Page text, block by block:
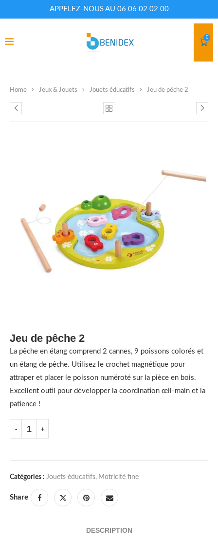
APPELEZ-NOUS AU 06 06 02 02 00
0
Home Jeux & Jouets Jouets éducatifs Jeu de pêche 2
Jeu de pêche 2
La pêche en étang comprend 2 cannes, 9 poissons colorés et
un étang de pêche. Utilisez le crochet magnétique pour
attraper et placer le poisson numéroté sur la pièce en bois.
Excellent outil pour développer la coordination œil-main et la
patience !
Catégories : Jouets éducatifs, Motricité fine
Share
DESCRIPTION